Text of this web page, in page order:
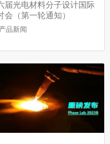
届光电材料分子设计国际
会（第一轮通知）
产品新闻